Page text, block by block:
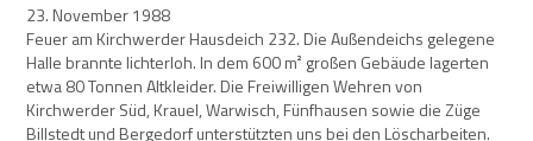
23. November 1988
Feuer am Kirchwerder Hausdeich 232. Die Außendeichs gelegene
Halle brannte lichterloh. In dem 600 m² großen Gebäude lagerten
etwa 80 Tonnen Altkleider. Die Freiwilligen Wehren von
Kirchwerder Süd, Krauel, Warwisch, Fünfhausen sowie die Züge
Billstedt und Bergedorf unterstützten uns bei den Löscharbeiten.